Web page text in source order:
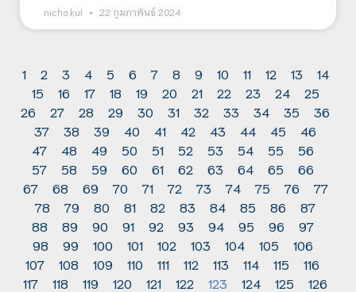
nicha.kul 22 กุมภาพันธ์ 2024
1 2 3 4 5 6 7 8 9 10 11 12 13
14
15
16 17 18 19 20 21 22 23 24
25
26
27 28 29 30 31 32 33 34 35
36
37
38 39 40 41 42 43 44 45
46
47
48 49 50 51 52 53 54 55
56
57
58 59 60 61 62 63 64 65
66
67
68 69 70 71 72 73 74 75 76
77
78
79 80 81 82 83 84 85 86
87
88
89 90 91 92 93 94 95 96
97
98
99 100 101 102 103 104 105
106
107
108 109 110 111 112 113 114 115
116
117
118 119 120 121 122 123 124 125
126